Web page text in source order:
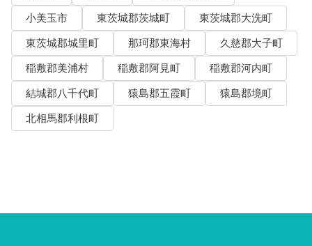
小美玉市
東茨城郡茨城町
東茨城郡大洗町
東茨城郡城里町
那珂郡東海村
久慈郡大子町
稲敷郡美浦村
稲敷郡阿見町
稲敷郡河内町
結城郡八千代町
猿島郡五霞町
猿島郡境町
北相馬郡利根町